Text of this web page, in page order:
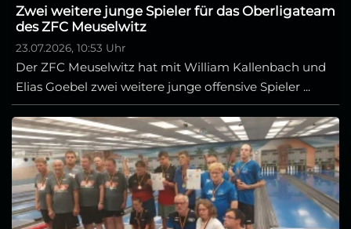
Zwei weitere junge Spieler für das Oberligateam
des ZFC Meuselwitz
23.07.2026, 10:53 Uhr
Der ZFC Meuselwitz hat mit William Kallenbach und
Elias Goebel zwei weitere junge offensive Spieler ...